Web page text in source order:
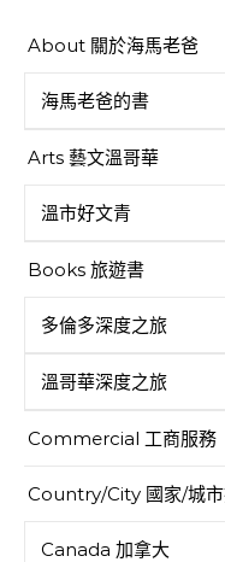
About 關於海馬老爸
海馬老爸的書
Arts 藝文溫哥華
溫市好文青
Books 旅遊書
多倫多深度之旅
溫哥華深度之旅
Commercial 工商服務
Country/City 國家/城
Canada 加拿大